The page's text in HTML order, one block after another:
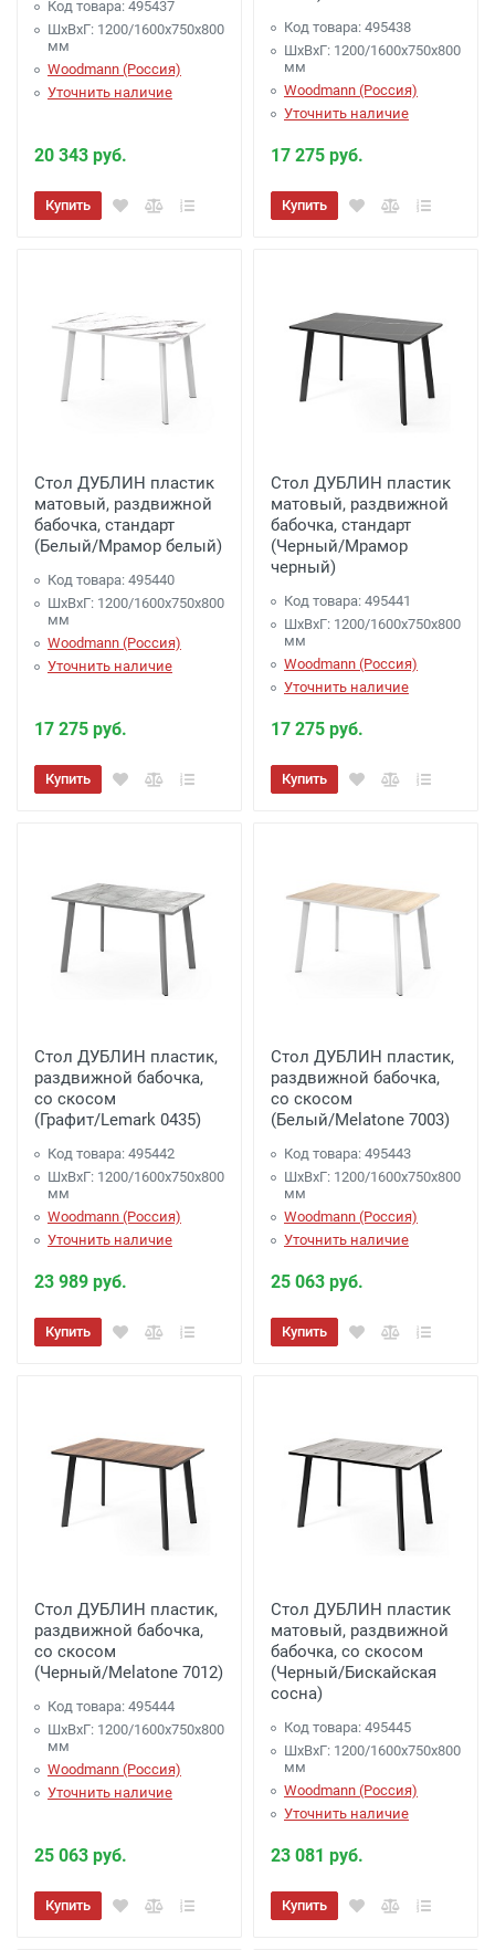
Код товара: 495437
ШхВхГ: 1200/1600х750х800
мм
Woodmann (Россия)
Уточнить наличие
20 343 руб.
Купить
Код товара: 495438
ШхВхГ: 1200/1600х750х800
мм
Woodmann (Россия)
Уточнить наличие
17 275 руб.
Купить
Стол ДУБЛИН пластик
матовый, раздвижной
бабочка, стандарт
(Белый/Мрамор белый)
Код товара: 495440
ШхВхГ: 1200/1600х750х800
мм
Woodmann (Россия)
Уточнить наличие
17 275 руб.
Купить
Стол ДУБЛИН пластик
матовый, раздвижной
бабочка, стандарт
(Черный/Мрамор
черный)
Код товара: 495441
ШхВхГ: 1200/1600х750х800
мм
Woodmann (Россия)
Уточнить наличие
17 275 руб.
Купить
Стол ДУБЛИН пластик,
раздвижной бабочка,
со скосом
(Графит/Lemark 0435)
Код товара: 495442
ШхВхГ: 1200/1600х750х800
мм
Woodmann (Россия)
Уточнить наличие
23 989 руб.
Купить
Стол ДУБЛИН пластик,
раздвижной бабочка,
со скосом
(Белый/Melatone 7003)
Код товара: 495443
ШхВхГ: 1200/1600х750х800
мм
Woodmann (Россия)
Уточнить наличие
25 063 руб.
Купить
Стол ДУБЛИН пластик,
раздвижной бабочка,
со скосом
(Черный/Melatone 7012)
Код товара: 495444
ШхВхГ: 1200/1600х750х800
мм
Woodmann (Россия)
Уточнить наличие
25 063 руб.
Купить
Стол ДУБЛИН пластик
матовый, раздвижной
бабочка, со скосом
(Черный/Бискайская
сосна)
Код товара: 495445
ШхВхГ: 1200/1600х750х800
мм
Woodmann (Россия)
Уточнить наличие
23 081 руб.
Купить